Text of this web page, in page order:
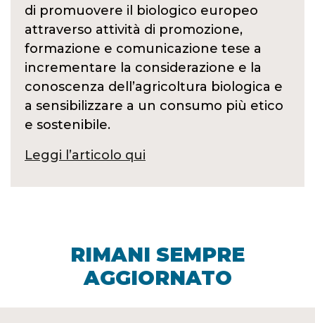
di promuovere il biologico europeo
attraverso attività di promozione,
formazione e comunicazione tese a
incrementare la considerazione e la
conoscenza dell’agricoltura biologica e
a sensibilizzare a un consumo più etico
e sostenibile.
Leggi l’articolo qui
RIMANI SEMPRE
AGGIORNATO